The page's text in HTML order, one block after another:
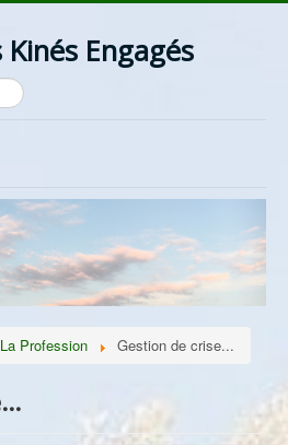
Engagés
La Profession Gestion de crise...